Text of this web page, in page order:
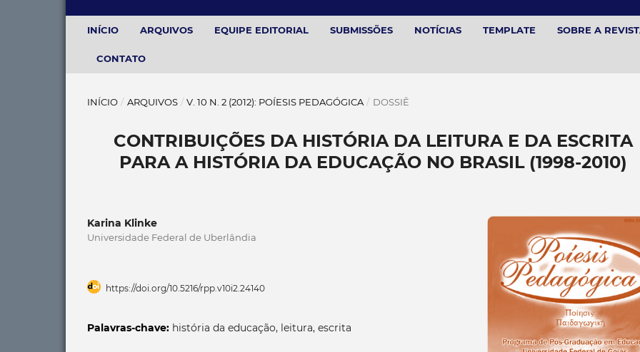
INÍCIO ARQUIVOS EQUIPE EDITORIAL SUBMISSÕES NOTÍCIAS TEMPLATE SOBRE A
CONTATO
INÍCIO / ARQUIVOS / V. 10 N. 2 (2012): POÍESIS PEDAGÓGICA / DOSSIÊ
CONTRIBUIÇÕES DA HISTÓRIA DA LEITURA E DA ESCRITA
PARA A HISTÓRIA DA EDUCAÇÃO NO BRASIL (1998-2010)
Karina Klinke
Universidade Federal de Uberlândia
https://doi.org/10.5216/rpp.v10i2.24140
Palavras-chave: história da educação, leitura, escrita